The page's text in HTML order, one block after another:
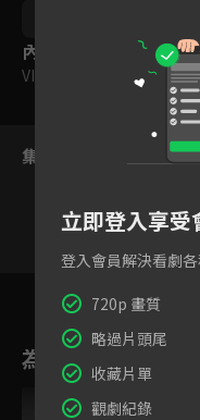
內容標籤
VIP
集數列表
VIP
為您推薦
立即登入享受
登入會員解決看劇
720p 畫質
略過片頭尾
收藏片單
觀劇紀錄